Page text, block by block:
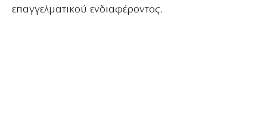
επαγγελματικού ενδιαφέροντος.